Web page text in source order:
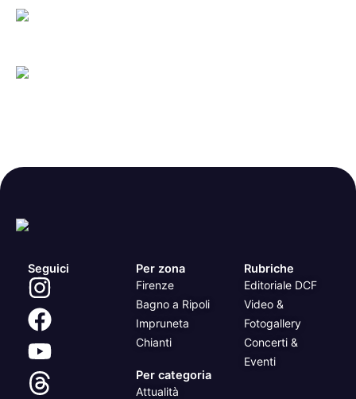
Seguici Per zona
Firenze
Bagno a Ripoli
Impruneta
Chianti
Per categoria
Attualità
Rubriche
Editoriale DCF
Video &
Fotogallery
Concerti &
Eventi